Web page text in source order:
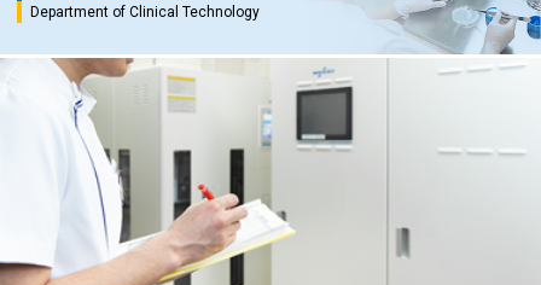
Department of Clinical Technology